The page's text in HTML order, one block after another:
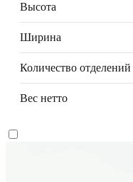
Высота
Ширина
Количество отделений
Вес нетто